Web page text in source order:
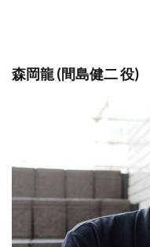
森岡龍 (間島健二 役)